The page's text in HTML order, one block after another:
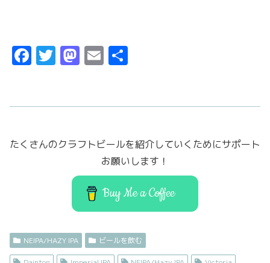
F
e
b
o
T
t
er
M
o
o
n
E
l
たくさんのクラフトビールを紹介していくためにサポート
お願いします！
Buy Me a Coffee
NEIPA/HAZY IPA ビールを飲む